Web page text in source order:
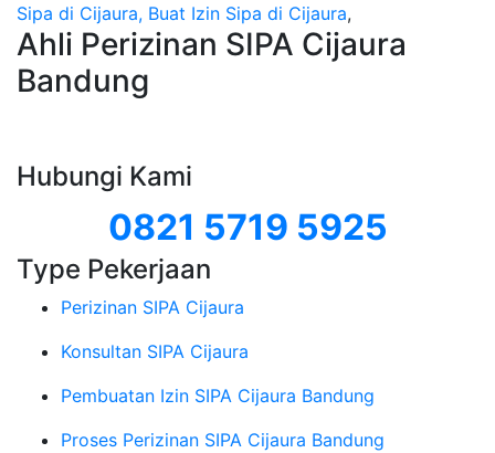
Sipa di Cijaura, Buat Izin Sipa di Cijaura,
Ahli Perizinan SIPA Cijaura
Bandung
Hubungi Kami
0821 5719 5925
Type Pekerjaan
Perizinan SIPA Cijaura
Konsultan SIPA Cijaura
Pembuatan Izin SIPA Cijaura Bandung
Proses Perizinan SIPA Cijaura Bandung